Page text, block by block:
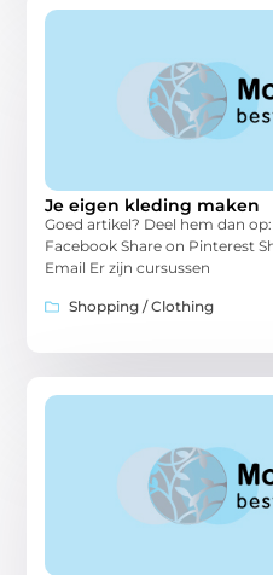
Je eigen kleding maken
Goed artikel? Deel hem dan
Facebook Share on Pinterest
Email Er zijn cursussen
Shopping / Clothing